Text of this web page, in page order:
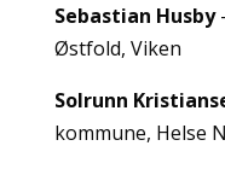
Sebastian Husby
Østfold, Viken
Solrunn
kommune, Helse